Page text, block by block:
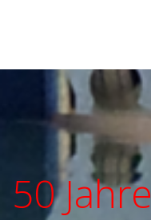
50 Jahre